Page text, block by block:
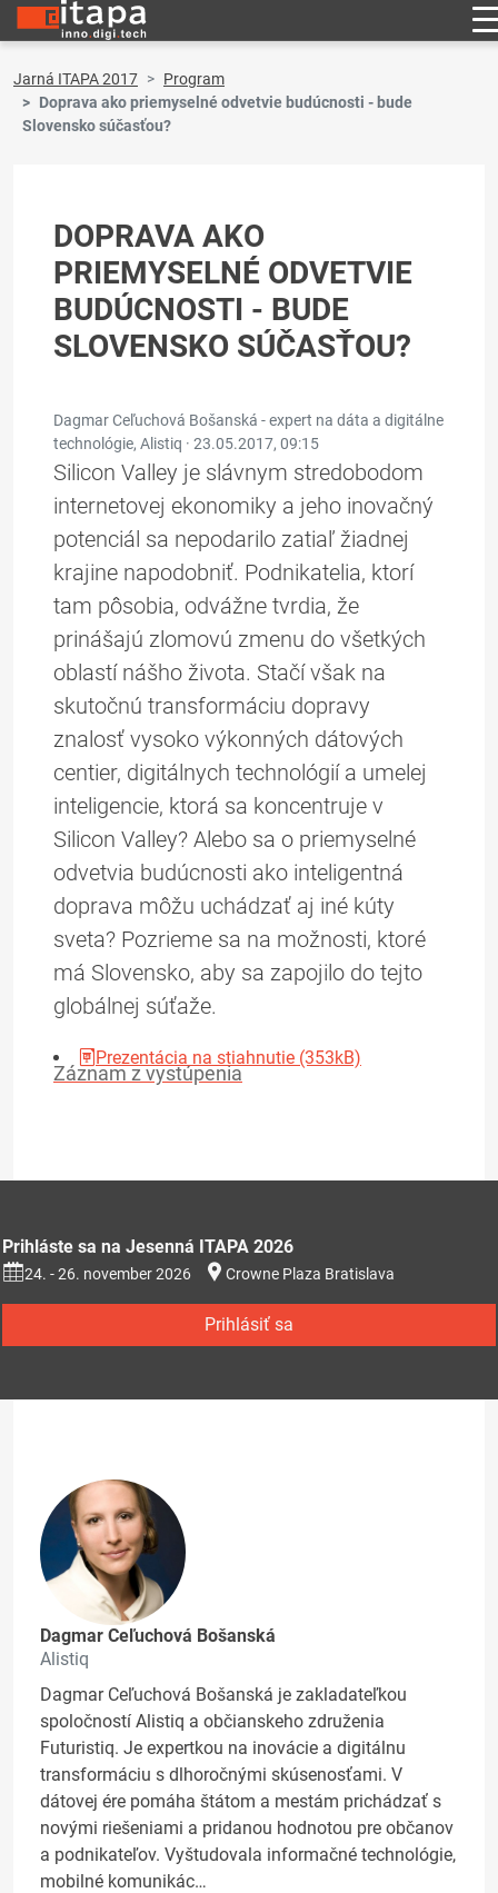
Jarná ITAPA 2017
Program
Doprava ako priemyselné odvetvie budúcnosti - bude
Slovensko súčasťou?
DOPRAVA AKO
PRIEMYSELNÉ ODVETVIE
BUDÚCNOSTI - BUDE
SLOVENSKO SÚČASŤOU?
Dagmar Ceľuchová Bošanská - expert na dáta a digitálne
technológie, Alistiq · 23.05.2017, 09:15
Silicon Valley je slávnym stredobodom
internetovej ekonomiky a jeho inovačný
potenciál sa nepodarilo zatiaľ žiadnej
krajine napodobniť. Podnikatelia, ktorí
tam pôsobia, odvážne tvrdia, že
prinášajú zlomovú zmenu do všetkých
oblastí nášho života. Stačí však na
skutočnú transformáciu dopravy
znalosť vysoko výkonných dátových
centier, digitálnych technológií a umelej
inteligencie, ktorá sa koncentruje v
Silicon Valley? Alebo sa o priemyselné
odvetvia budúcnosti ako inteligentná
doprava môžu uchádzať aj iné kúty
sveta? Pozrieme sa na možnosti, ktoré
má Slovensko, aby sa zapojilo do tejto
globálnej súťaže.
Záznam z vystúpenia
Prezentácia na stiahnutie (353kB)
Prihláste sa na Jesenná ITAPA 2026
24. - 26. november 2026 Crowne Plaza Bratislava
Prihlásiť sa
Dagmar Ceľuchová Bošanská
Alistiq
Dagmar Ceľuchová Bošanská je zakladateľkou
spoločností Alistiq a občianskeho združenia
Futuristiq. Je expertkou na inovácie a digitálnu
transformáciu s dlhoročnými skúsenosťami. V
dátovej ére pomáha štátom a mestám prichádzať s
novými riešeniami a pridanou hodnotou pre občanov
a podnikateľov. Vyštudovala informačné technológie,
mobilné komunikác…